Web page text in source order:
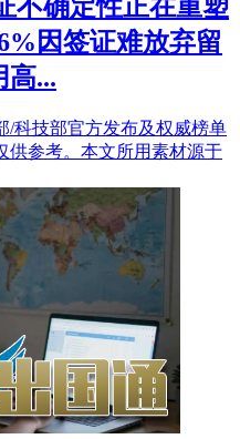
不确定性正在重塑
因签证难放弃留
高...
/科技部官方发布及权威榜单
供参考。本文所用素材源于